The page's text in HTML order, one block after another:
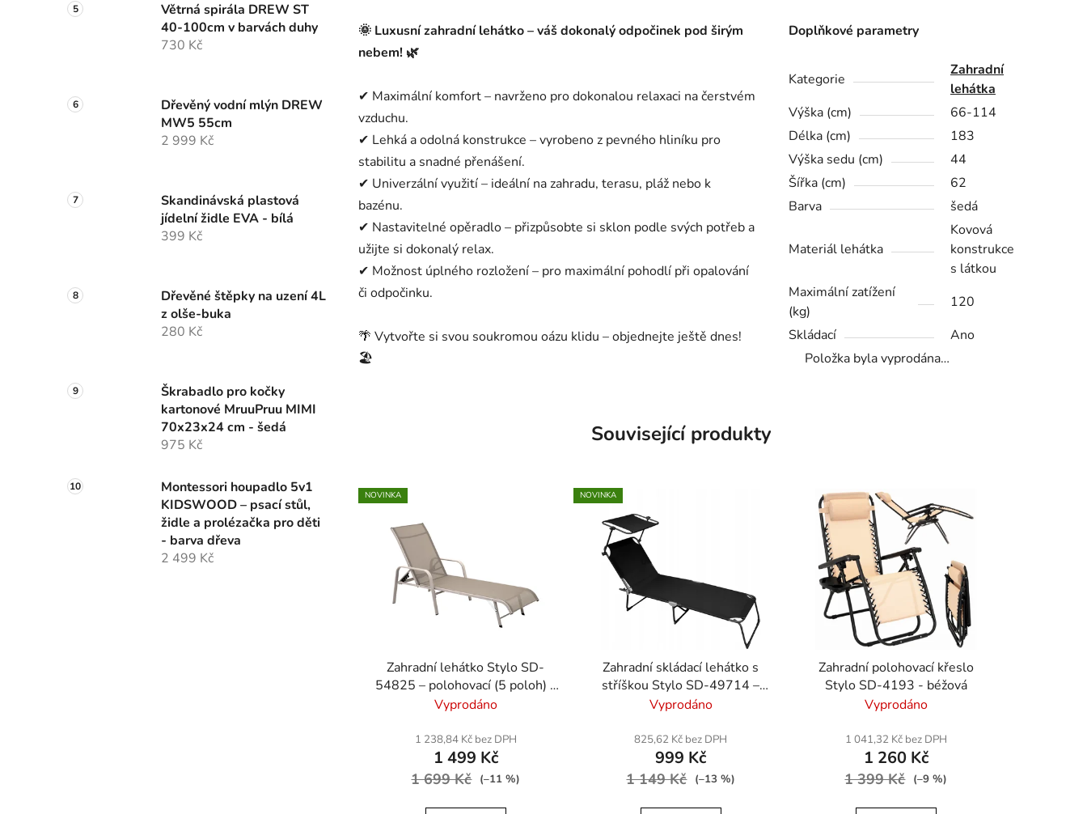
Větrná spirála DREW ST
40-100cm v barvách duhy
730 Kč
Dřevěný vodní mlýn DREW
MW5 55cm
2 999 Kč
Skandinávská plastová
jídelní židle EVA - bílá
399 Kč
Dřevěné štěpky na uzení 4L
z olše-buka
280 Kč
Škrabadlo pro kočky
kartonové MruuPruu MIMI
70x23x24 cm - šedá
975 Kč
Montessori houpadlo 5v1
KIDSWOOD – psací stůl,
židle a prolézačka pro děti
- barva dřeva
2 499 Kč
🌞 Luxusní zahradní lehátko – váš dokonalý odpočinek pod širým
nebem! 🌿
✔ Maximální komfort – navrženo pro dokonalou relaxaci na čerstvém
vzduchu.
✔ Lehká a odolná konstrukce – vyrobeno z pevného hliníku pro
stabilitu a snadné přenášení.
✔ Univerzální využití – ideální na zahradu, terasu, pláž nebo k
bazénu.
✔ Nastavitelné opěradlo – přizpůsobte si sklon podle svých potřeb a
užijte si dokonalý relax.
✔ Možnost úplného rozložení – pro maximální pohodlí při opalování
či odpočinku.
🌴 Vytvořte si svou soukromou oázu klidu – objednejte ještě dnes!
🏖
Doplňkové parametry
Kategorie
Zahradní
lehátka
Výška (cm)
66-114
Délka (cm)
183
Výška sedu (cm)
44
Šířka (cm)
62
Barva
šedá
Materiál lehátka
Kovová
konstrukce
s látkou
Maximální zatížení
(kg)
120
Skládací
Ano
Položka byla vyprodána…
Související produkty
NOVINKA
Zahradní lehátko Stylo SD-
54825 – polohovací (5 poloh) -
béžová
Vyprodáno
1 238,84 Kč bez DPH
1 499 Kč
1 699 Kč (–11 %)
NOVINKA
Zahradní skládací lehátko s
stříškou Stylo SD-49714 –
polohovací, textilene - černá
Vyprodáno
825,62 Kč bez DPH
999 Kč
1 149 Kč (–13 %)
Zahradní polohovací křeslo
Stylo SD-4193 - béžová
Vyprodáno
1 041,32 Kč bez DPH
1 260 Kč
1 399 Kč (–9 %)